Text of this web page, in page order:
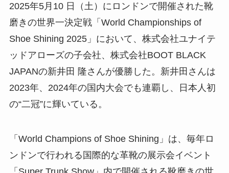
2025年5月10 日（土）にロンドンで開催された靴
磨きの世界一決定戦「World Championships of
Shoe Shining 2025」において、株式会社ユナイテ
ッドアローズの子会社、株式会社BOOT BLACK
JAPANの新井田 隆さんが優勝した。新井田さんは
2023年、2024年の国内大会でも連覇し、日本人初
の“二冠”に輝いている。
「World Champions of Shoe Shining」は、毎年ロ
ンドンで行われる国際的な革靴の展示会イベント